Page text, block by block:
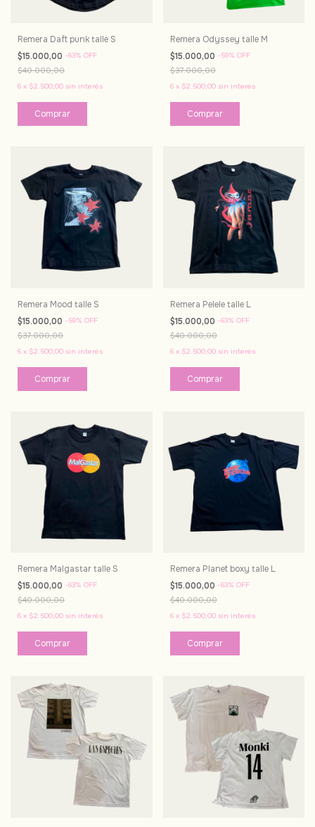
Remera Daft punk talle S
$15.000,00 -63% OFF
$40.000,00
6 x $2.500,00 sin interés
Remera Odyssey talle M
$15.000,00 -59% OFF
$37.000,00
6 x $2.500,00 sin interés
Remera Mood talle S
$15.000,00 -59% OFF
$37.000,00
6 x $2.500,00 sin interés
Remera Pelele talle L
$15.000,00 -63% OFF
$40.000,00
6 x $2.500,00 sin interés
Remera Malgastar talle S
$15.000,00 -63% OFF
$40.000,00
6 x $2.500,00 sin interés
Remera Planet boxy talle L
$15.000,00 -63% OFF
$40.000,00
6 x $2.500,00 sin interés